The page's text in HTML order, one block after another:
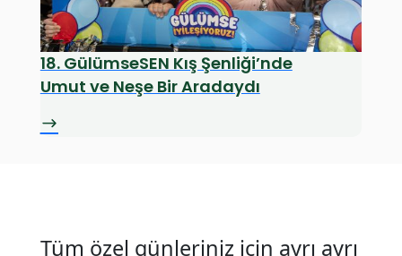
18. GülümseSEN Kış Şenliği’nde
Umut ve Neşe Bir Aradaydı
Tüm özel günleriniz için ayrı ayrı